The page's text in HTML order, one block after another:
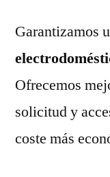
Garantizamos
Ofrecemos
solicitud y
coste más